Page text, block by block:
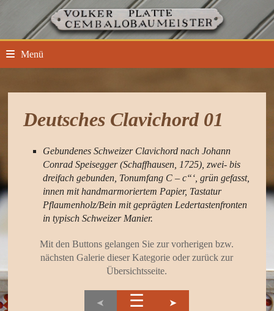
springen
Menü
Deutsches Clavichord 01
Gebundenes Schweizer Clavichord nach Johann
Conrad Speisegger (Schaffhausen, 1725), zwei- bis
dreifach gebunden, Tonumfang C – c“‘, grün gefasst,
innen mit handmarmoriertem Papier, Tastatur
Pflaumenholz/Bein mit geprägten Ledertastenfronten
in typisch Schweizer Manier.
Mit den Buttons gelangen Sie zur vorherigen bzw.
nächsten Galerie dieser Kategorie oder zurück zur
Übersichtsseite.
➤ ☰ ➤